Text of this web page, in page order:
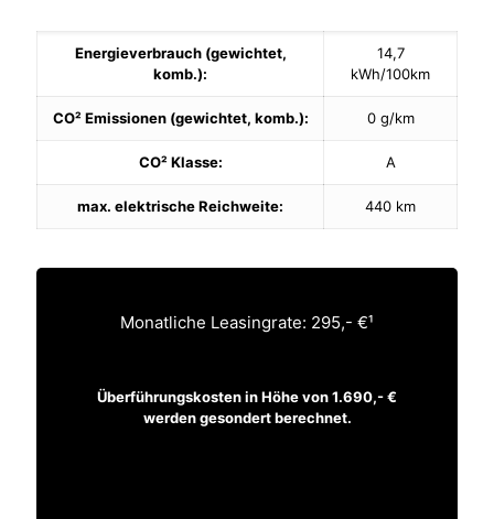
Energieverbrauch (gewichtet,
komb.):
14,7
kWh/100km
CO² Emissionen (gewichtet, komb.): 0 g/km
CO² Klasse: A
max. elektrische Reichweite: 440 km
Monatliche Leasingrate: 295,- €¹
Überführungskosten in Höhe von 1.690,- €
werden gesondert berechnet.